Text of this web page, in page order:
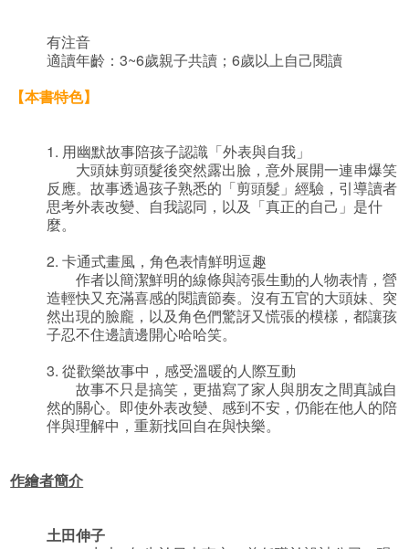
有注音
適讀年齡：3~6歲親子共讀；6歲以上自己閱讀
【本書特色】
1. 用幽默故事陪孩子認識「外表與自我」
大頭妹剪頭髮後突然露出臉，意外展開一連串爆笑
反應。故事透過孩子熟悉的「剪頭髮」經驗，引導讀者
思考外表改變、自我認同，以及「真正的自己」是什
麼。
2. 卡通式畫風，角色表情鮮明逗趣
作者以簡潔鮮明的線條與誇張生動的人物表情，營
造輕快又充滿喜感的閱讀節奏。沒有五官的大頭妹、突
然出現的臉龐，以及角色們驚訝又慌張的模樣，都讓孩
子忍不住邊讀邊開心哈哈笑。
3. 從歡樂故事中，感受溫暖的人際互動
故事不只是搞笑，更描寫了家人與朋友之間真誠自
然的關心。即使外表改變、感到不安，仍能在他人的陪
伴與理解中，重新找回自在與快樂。
作繪者簡介
土田伸子